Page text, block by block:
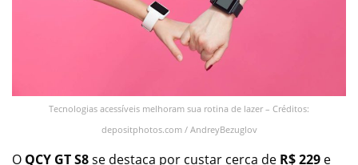
Tecnologias acessíveis melhoram sua rotina de lazer – Créditos:
depositphotos.com / AndreyBezuglov
O QCY GT S8se destaca por custar cerca de R$ 229 e